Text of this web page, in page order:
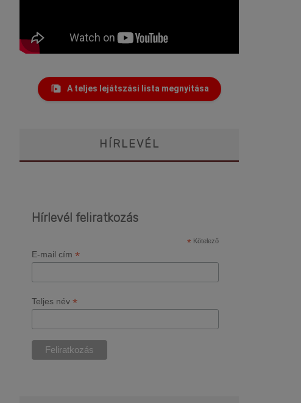
A teljes lejátszási lista megnyitása
HÍRLEVÉL
Hírlevél feliratkozás
* Kötelező
E-mail cím *
Teljes név *